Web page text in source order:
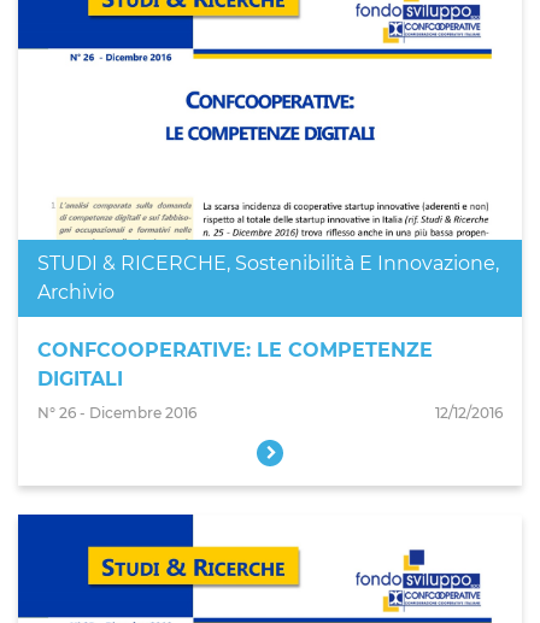
STUDI & RICERCHE, Sostenibilità E Innovazione,
Archivio
CONFCOOPERATIVE: LE COMPETENZE
DIGITALI
N° 26 - Dicembre 2016 12/12/2016